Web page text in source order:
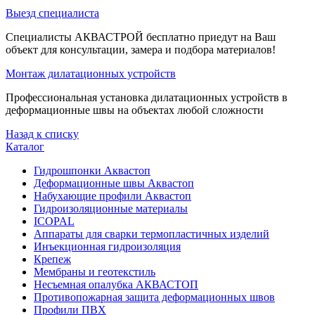
Выезд специалиста
Специалисты АКВАСТРОЙ бесплатно приедут на Ваш
объект для консультации, замера и подбора материалов!
Монтаж дилатационных устройств
Профессиональная установка дилатационных устройств в
деформационные швы на объектах любой сложности
Назад к списку
Каталог
Гидрошпонки Аквастоп
Деформационные швы Аквастоп
Набухающие профили Аквастоп
Гидроизоляционные материалы
ICOPAL
Аппараты для сварки термопластичных изделий
Инъекционная гидроизоляция
Крепеж
Мембраны и геотекстиль
Несъемная опалубка АКВАСТОП
Противопожарная защита деформационных швов
Профили ПВХ